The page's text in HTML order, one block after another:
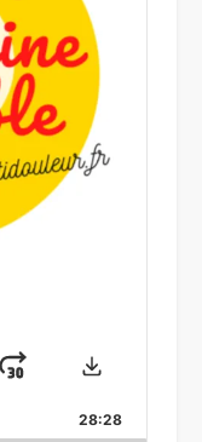
Jump
Forward
Download
28:28